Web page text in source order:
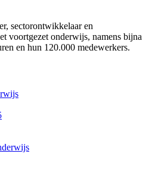
sectorontwikkelaar en
voortgezet onderwijs, namens bijna
en hun 120.000 medewerkers.